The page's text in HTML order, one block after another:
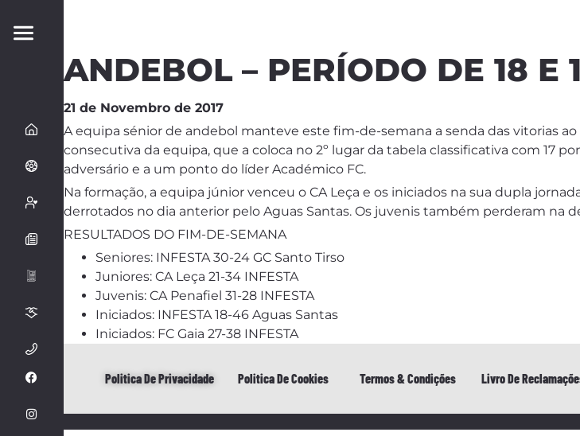
ANDEBOL – PERÍODO DE 18 E
21 de Novembro de 2017
A equipa sénior de andebol manteve este fim-de-semana a senda das vitorias ao
consecutiva da equipa, que a coloca no 2º lugar da tabela classificativa com 17
adversário e a um ponto do líder Académico FC.
Na formação, a equipa júnior venceu o CA Leça e os iniciados na sua dupla
derrotados no dia anterior pelo Aguas Santas. Os juvenis também perderam na
RESULTADOS DO FIM-DE-SEMANA
Seniores: INFESTA 30-24 GC Santo Tirso
Juniores: CA Leça 21-34 INFESTA
Juvenis: CA Penafiel 31-28 INFESTA
Iniciados: INFESTA 18-46 Aguas Santas
Iniciados: FC Gaia 27-38 INFESTA
Politica De Privacidade Politica De Cookies Termos & Condições Livro De